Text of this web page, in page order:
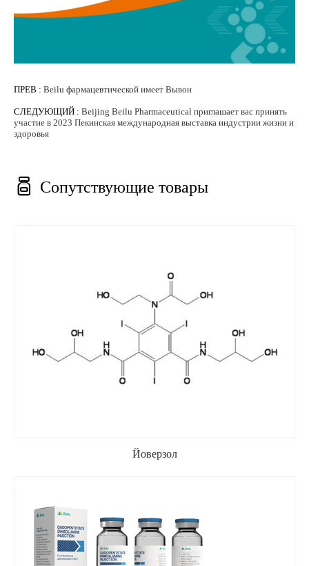
ПРЕВ : Beilu фармацевтической имеет Вывон
СЛЕДУЮЩИЙ : Beijing Beilu Pharmaceutical приглашает вас принять
участие в 2023 Пекинская международная выставка индустрии жизни и
здоровья
 Сопутствующие товары
Йоверзол